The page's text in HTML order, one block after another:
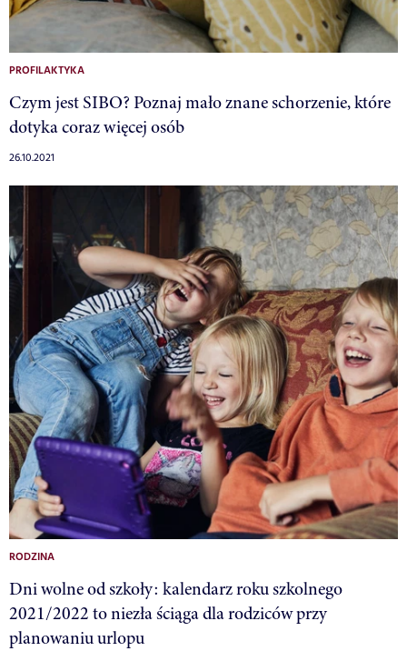
PROFILAKTYKA
Czym jest SIBO? Poznaj mało znane schorzenie, które
dotyka coraz więcej osób
26.10.2021
RODZINA
Dni wolne od szkoły: kalendarz roku szkolnego
2021/2022 to niezła ściąga dla rodziców przy
planowaniu urlopu